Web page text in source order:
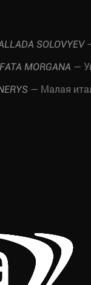
SOLOVYEV
MORGANA —
— Малая